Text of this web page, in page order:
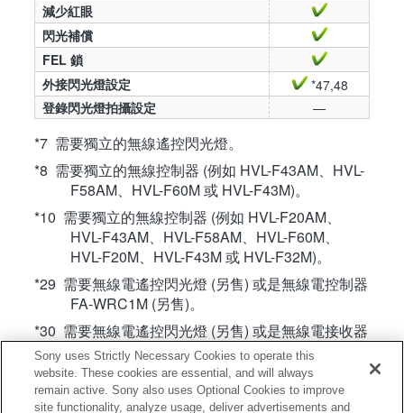
減少紅眼
閃光補償
FEL 鎖
外接閃光燈設定
*47,48
登錄閃光燈拍攝設定
—
*7 需要獨立的無線遙控閃光燈。
*8 需要獨立的無線控制器 (例如 HVL-F43AM、HVL-
F58AM、HVL-F60M 或 HVL-F43M)。
*10 需要獨立的無線控制器 (例如 HVL-F20AM、
HVL-F43AM、HVL-F58AM、HVL-F60M、
HVL-F20M、HVL-F43M 或 HVL-F32M)。
*29 需要無線電遙控閃光燈 (另售) 或是無線電控制器
FA-WRC1M (另售)。
*30 需要無線電遙控閃光燈 (另售) 或是無線電接收器
FA-WRR1 (另售)。
*47 唯有在閃光燈直接安裝在相機上時，才能使用
[外接閃光燈設定]。如果離機閃光燈是以纜線連
Sony uses Strictly Necessary Cookies to operate this
website. These cookies are essential, and will always
remain active. Sony also uses Optional Cookies to improve
site functionality, analyze usage, deliver advertisements and